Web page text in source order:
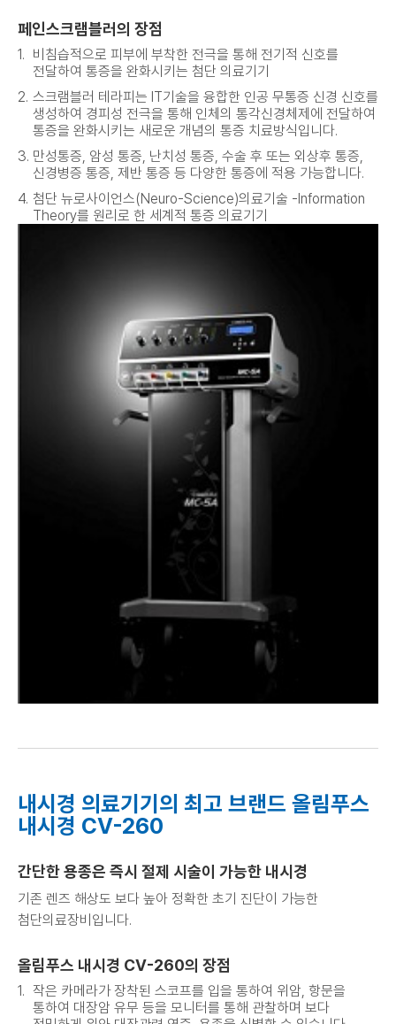
페인스크램블러의 장점
비침습적으로 피부에 부착한 전극을 통해 전기적 신호를
전달하여 통증을 완화시키는 첨단 의료기기
스크램블러 테라피는 IT기술을 융합한 인공 무통증 신경 신호를
생성하여 경피성 전극을 통해 인체의 통각신경체제에 전달하여
통증을 완화시키는 새로운 개념의 통증 치료방식입니다.
만성통증, 암성 통증, 난치성 통증, 수술 후 또는 외상후 통증,
신경병증 통증, 제반 통증 등 다양한 통증에 적용 가능합니다.
첨단 뉴로사이언스(Neuro-Science)의료기술 -Information
Theory를 원리로 한 세계적 통증 의료기기
내시경 의료기기의 최고 브랜드 올림푸스
내시경 CV-260
간단한 용종은 즉시 절제 시술이 가능한 내시경
기존 렌즈 해상도 보다 높아 정확한 초기 진단이 가능한
첨단의료장비입니다.
올림푸스 내시경 CV-260의 장점
작은 카메라가 장착된 스코프를 입을 통하여 위암, 항문을
통하여 대장암 유무 등을 모니터를 통해 관찰하며 보다